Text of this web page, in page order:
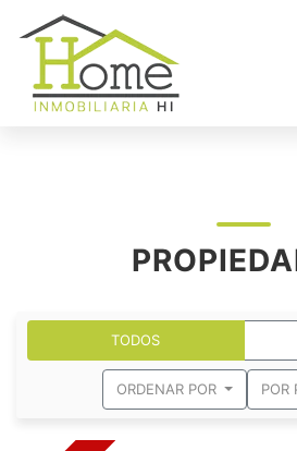
TODOS
ORDENAR POR POR